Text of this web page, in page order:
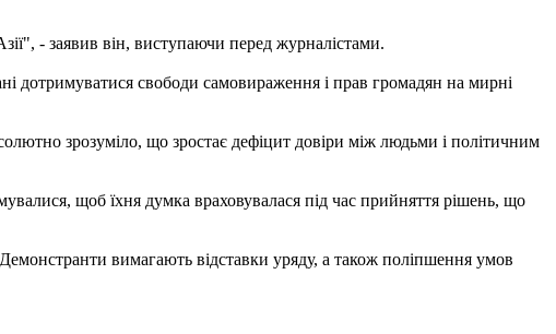
- заявив він, виступаючи перед журналістами.
дотримуватися свободи самовираження і прав громадян на мирні
зрозуміло, що зростає дефіцит довіри між людьми і політичним
щоб їхня думка враховувалася під час прийняття рішень, що
вимагають відставки уряду, а також поліпшення умов